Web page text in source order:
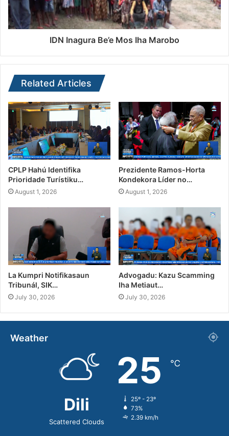
IDN Inagura Be’e Mos Iha Marobo
Related Articles
CPLP Hahú Identifika
Prioridade Turístiku…
August 1, 2026
Prezidente Ramos-Horta
Kondekora Líder no…
August 1, 2026
La Kumpri Notifikasaun
Tribunál, SIK…
July 30, 2026
Advogadu: Kazu Scamming
Iha Metiaut…
July 30, 2026
Weather
Dili
Scattered Clouds
25 ℃
25º - 23º
73%
2.39 km/h